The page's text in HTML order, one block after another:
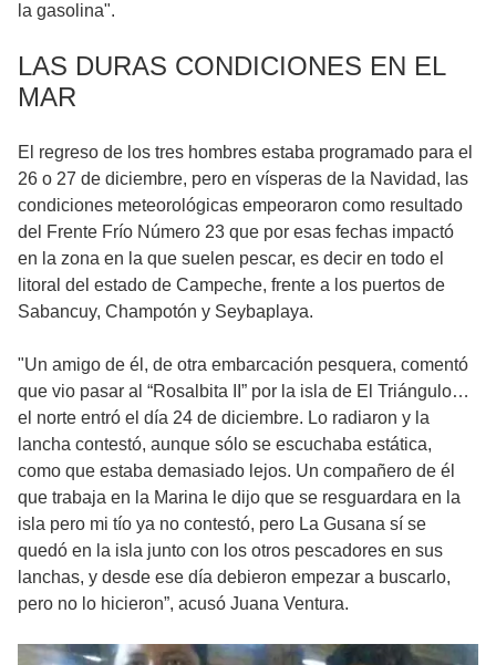
la gasolina".
LAS DURAS CONDICIONES EN EL
MAR
El regreso de los tres hombres estaba programado para el
26 o 27 de diciembre, pero en vísperas de la Navidad, las
condiciones meteorológicas empeoraron como resultado
del Frente Frío Número 23 que por esas fechas impactó
en la zona en la que suelen pescar, es decir en todo el
litoral del estado de Campeche, frente a los puertos de
Sabancuy, Champotón y Seybaplaya.
"Un amigo de él, de otra embarcación pesquera, comentó
que vio pasar al “Rosalbita II” por la isla de El Triángulo…
el norte entró el día 24 de diciembre. Lo radiaron y la
lancha contestó, aunque sólo se escuchaba estática,
como que estaba demasiado lejos. Un compañero de él
que trabaja en la Marina le dijo que se resguardara en la
isla pero mi tío ya no contestó, pero La Gusana sí se
quedó en la isla junto con los otros pescadores en sus
lanchas, y desde ese día debieron empezar a buscarlo,
pero no lo hicieron”, acusó Juana Ventura.